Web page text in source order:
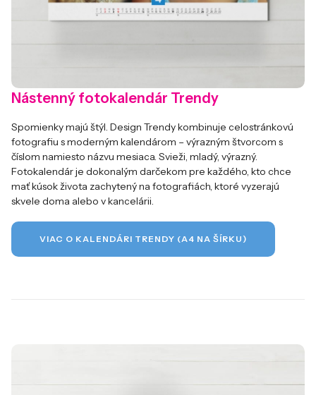
Nástenný fotokalendár Trendy
Spomienky majú štýl. Design Trendy kombinuje celostránkovú
fotografiu s moderným kalendárom – výrazným štvorcom s
číslom namiesto názvu mesiaca. Svieži, mladý, výrazný.
Fotokalendár je dokonalým darčekom pre každého, kto chce
mať kúsok života zachytený na fotografiách, ktoré vyzerajú
skvele doma alebo v kancelárii.
VIAC O KALENDÁRI TRENDY (A4 NA ŠÍRKU)